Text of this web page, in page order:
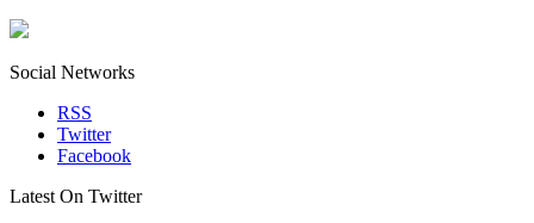
Social Networks
RSS
Twitter
Facebook
Latest On Twitter